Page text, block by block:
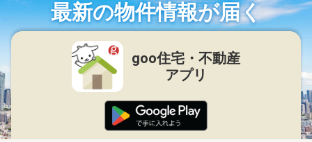
最新の物件情報が届く
goo住宅・不動産
アプリ